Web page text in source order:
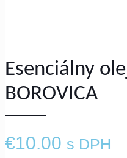
Esenciálny
BOROVICA
€10.00 s DPH